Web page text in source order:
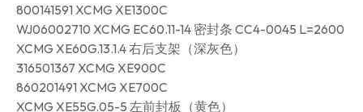
800141591 XCMG XE1300C
WJ06002710 XCMG EC60.11-14 密封条 CC4-0045 L=2600
XCMG XE60G.13.1.4 右后支架（深灰色）
316501367 XCMG XE900C
860201491 XCMG XE700C
XCMG XE55G.05-5 左前封板（黄色）